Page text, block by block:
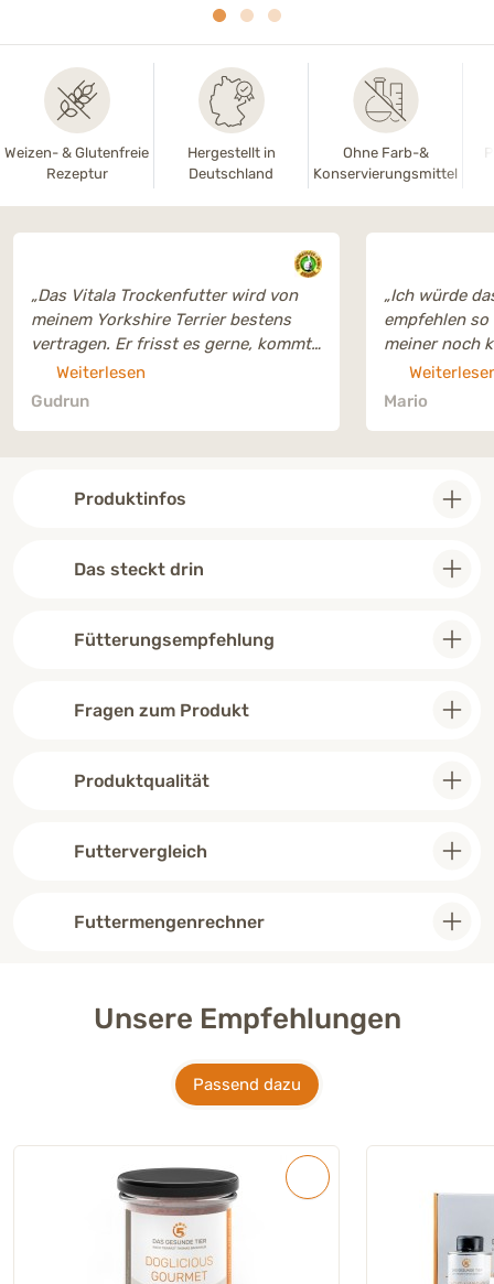
Weizen- & Glutenfreie
Rezeptur
Hergestellt in
Deutschland
Ohne Farb-&
Konservierungsmittel
„Das Vitala Trockenfutter wird von
meinem Yorkshire Terrier bestens
vertragen. Er frisst es gerne, kommt
mit der Größe der Kroketten gut
zurecht.“
Weiterlesen
Gudrun
„Ich würde
empfehlen
meiner noch
Daumen
Mario
Produktinfos
Das steckt drin
Fütterungsempfehlung
Fragen zum Produkt
Produktqualität
Futtervergleich
Futtermengenrechner
Unsere Empfehlungen
Passend dazu